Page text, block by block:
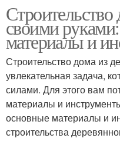
Строительство
своими
материалы и
Строительство дома из
увлекательная задача,
силами. Для этого вам
материалы и
основные материалы и
строительства